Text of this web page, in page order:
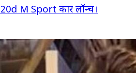
M Sport कार लॉन्च।